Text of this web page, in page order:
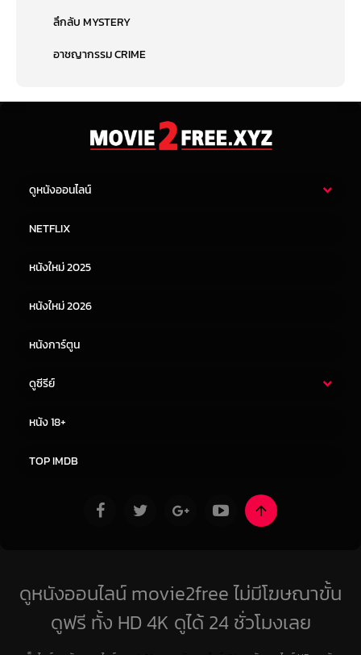
ลึกลับ MYSTERY
อาชญากรรม CRIME
ดูหนังออนไลน์
หนังจีน
NETFLIX
หนังใหม่ 2025
หนังใหม่ 2026
หนังการ์ตูน
ดูซีรีย์
หนัง 18+
TOP IMDB
ดูหนังออนไลน์ movie2free ไม่มีโฆษณาขั้น
ดูฟรี ทั้ง HD 4K ดูได้ 24 ชั่วโมงเลย